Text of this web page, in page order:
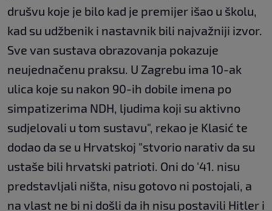
drušvu koje je bilo kad je premijer išao u školu,
kad su udžbenik i nastavnik bili najvažniji izvor.
Sve van sustava obrazovanja pokazuje
neujednačenu praksu. U Zagrebu ima 10-ak
ulica koje su nakon 90-ih dobile imena po
simpatizerima NDH, ljudima koji su aktivno
sudjelovali u tom sustavu", rekao je Klasić te
dodao da se u Hrvatskoj "stvorio narativ da su
ustaše bili hrvatski patrioti. Oni do '41. nisu
predstavljali ništa, nisu gotovo ni postojali, a
na vlast ne bi ni došli da ih nisu postavili Hitler i